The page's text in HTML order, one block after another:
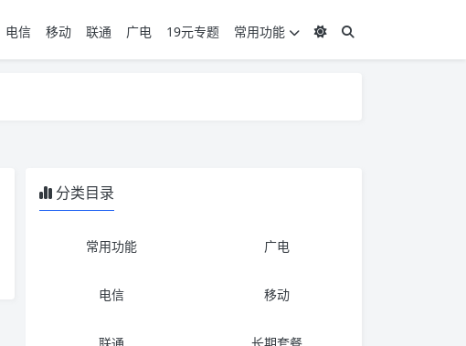
电信 移动 联通 广电 19元专题
常用功能
分类目录
常用功能 广电
电信 移动